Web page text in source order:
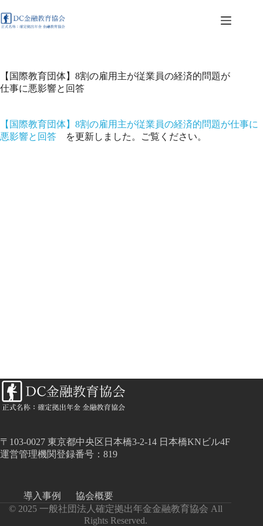
ン
テ
ス
キ
【国際教育団体】8割の雇用主が従業員の経済的問題が
仕事に悪影響と回答
【国際教育団体】8割の雇用主が従業員の経済的問題が仕事に
悪影響と回答 を更新しました。ご覧ください。
〒103-0027 東京都中央区日本橋3-2-14 日本橋KNビル4F
運営管理機関登録番号：819
導入事例
協会概要
© 2025 一般社団法人確定拠出年金金融教育協会 All
Rights Reserved.